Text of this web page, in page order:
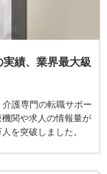
績、業界最大級
護専門の転職サポー
関や求人の情報量が
を突破しました。